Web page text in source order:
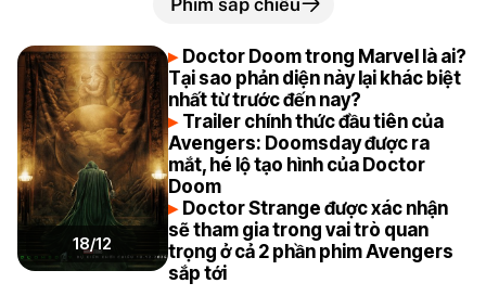
18/12
Doctor Doom trong Marvel là ai?
Tại sao phản diện này lại khác biệt
nhất từ trước đến nay?
Trailer chính thức đầu tiên của
Avengers: Doomsday được ra
mắt, hé lộ tạo hình của Doctor
Doom
Doctor Strange được xác nhận
sẽ tham gia trong vai trò quan
trọng ở cả 2 phần phim Avengers
sắp tới